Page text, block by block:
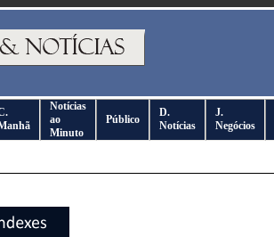
Notícias
ao
Minuto
Público
D.
Notícias
J.
Negócios